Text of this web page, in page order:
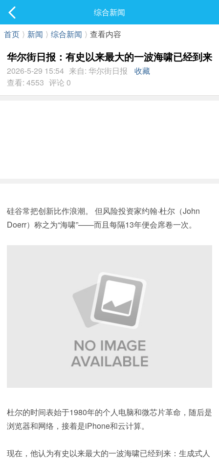
最新发表
综合新闻
首页 ⟩ 新闻 ⟩ 综合新闻 ⟩ 查看内容
华尔街日报：有史以来最大的一波海啸已经到来
2026-5-29 15:54 来自: 华尔街日报
收藏
查看: 4553 评论 0
硅谷常把创新比作浪潮。 但风险投资家约翰·杜尔（John
Doerr）称之为“海啸”——而且每隔13年便会席卷一次。
杜尔的时间表始于1980年的个人电脑和微芯片革命，随后是
浏览器和网络，接着是iPhone和云计算。
现在，他认为有史以来最大的一波海啸已经到来：生成式人